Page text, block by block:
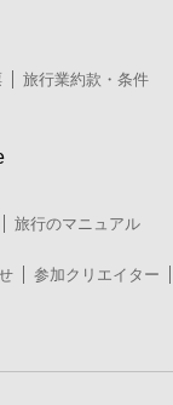
旅行業約款・条件
旅行のマニュアル
参加クリエイター